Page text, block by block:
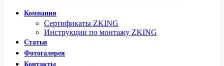
Компания
Сертификаты ZKING
Инструкции по монтажу ZKING
Статьи
Фотогалерея
Контакты